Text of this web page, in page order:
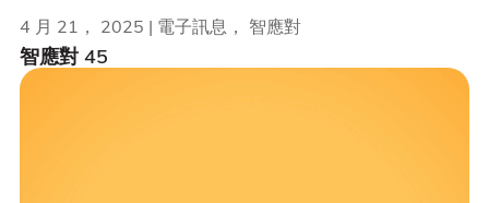
智應對 45
4 月 21， 2025 | 電子訊息， 智應對